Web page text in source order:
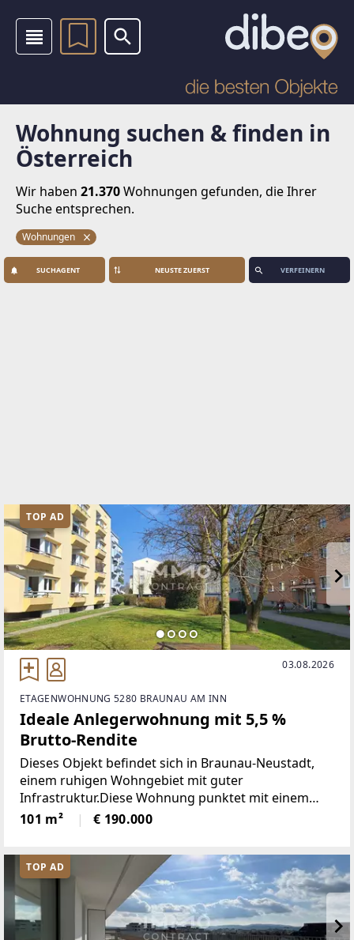
Wohnung suchen & finden in
Österreich
Wir haben 21.370Wohnungen gefunden, die Ihrer
Suche entsprechen.
Wohnungen
SUCHAGENT VERFEINERN
TOP AD
03.08.2026
ETAGENWOHNUNG 5280 BRAUNAU AM INN
Ideale Anlegerwohnung mit 5,5 %
Brutto-Rendite
Dieses Objekt befindet sich in Braunau-Neustadt,
einem ruhigen Wohngebiet mit guter
Infrastruktur.Diese Wohnung punktet mit einem
perfekten Grundriss. Das lichtdurchflutete Wohn-
Esszimmer mit Loggia, bietet genügend Raum für
ein gemütliches Zusammenleben
101 m² € 190.000
TOP AD